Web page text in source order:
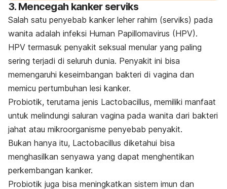
3. Mencegah kanker serviks
Salah satu penyebab kanker leher rahim (serviks) pada
wanita adalah infeksi Human Papillomavirus (HPV).
HPV termasuk penyakit seksual menular yang paling
sering terjadi di seluruh dunia. Penyakit ini bisa
memengaruhi keseimbangan bakteri di vagina dan
memicu pertumbuhan lesi kanker.
Probiotik, terutama jenis Lactobacillus, memiliki manfaat
untuk melindungi saluran vagina pada wanita dari bakteri
jahat atau mikroorganisme penyebab penyakit.
Bukan hanya itu, Lactobacillus diketahui bisa
menghasilkan senyawa yang dapat menghentikan
perkembangan kanker.
Probiotik juga bisa meningkatkan sistem imun dan